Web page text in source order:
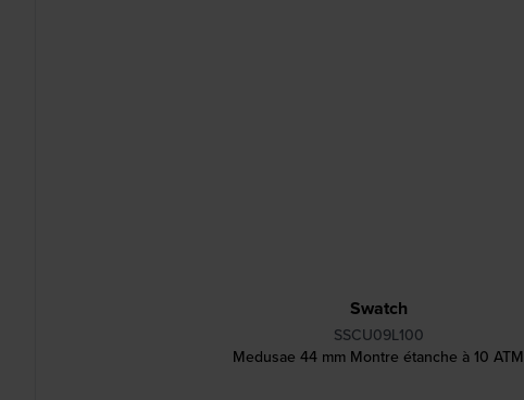
Swatch
SSCU09L100
Medusae 44 mm Montre étanche à 10 ATM